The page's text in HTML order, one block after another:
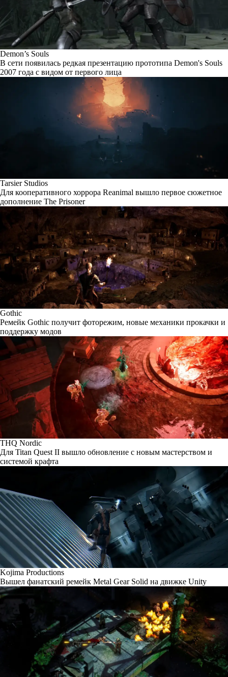
Demon’s Souls
В сети появилась редкая презентацию прототипа Demon's Souls
2007 года с видом от первого лица
Tarsier Studios
Для кооперативного хоррора Reanimal вышло первое сюжетное
дополнение The Prisoner
Gothic
Ремейк Gothic получит фоторежим, новые механики прокачки и
поддержку модов
THQ Nordic
Для Titan Quest II вышло обновление с новым мастерством и
системой крафта
Kojima Productions
Вышел фанатский ремейк Metal Gear Solid на движке Unity